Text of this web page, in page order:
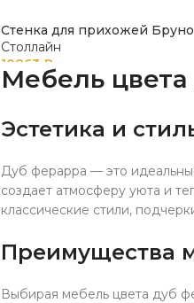
Стенка для прихожей Бруно
Столлайн
10863 ₽
Мебель
Эстетика и
Дуб ферарра — это
создает атмосферу уюта и
классические стили,
Преимущества
Выбирая мебель цвета дуб